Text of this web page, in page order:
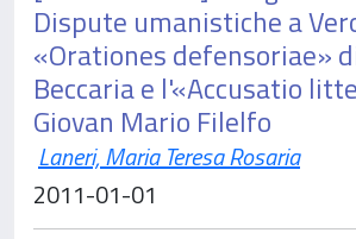
Dispute umanistiche a
«Orationes defensoriae»
Beccaria e l'«Accusatio
Giovan Mario Filelfo
Laneri, Maria Teresa Rosaria
2011-01-01